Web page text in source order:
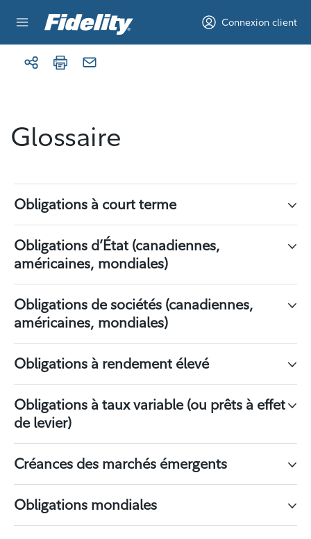
Connexion client
Glossaire
Obligations à court terme
Obligations d’État (canadiennes,
américaines, mondiales)
Obligations de sociétés (canadiennes,
américaines, mondiales)
Obligations à rendement élevé
Obligations à taux variable (ou prêts à effet
de levier)
Créances des marchés émergents
Obligations mondiales